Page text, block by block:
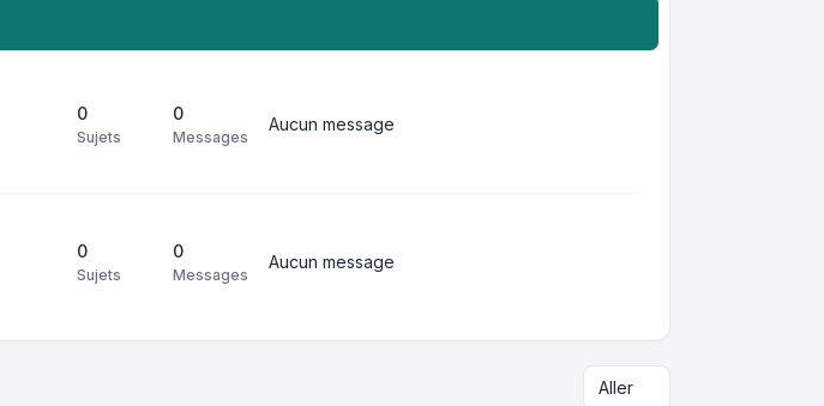
0
Sujets
0
Messages
Aucun message
0
Sujets
0
Messages
Aucun message
Aller